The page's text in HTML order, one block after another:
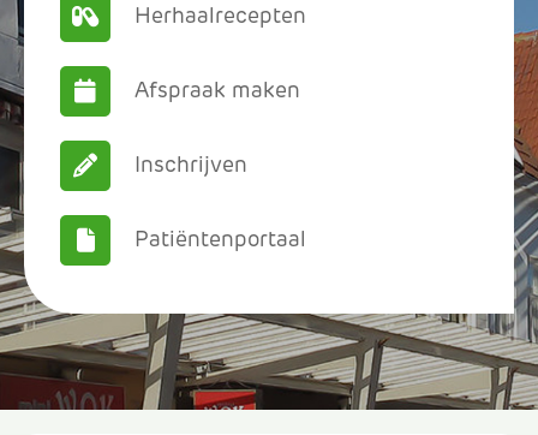
Nieuws
Prikpost
Herhaalrecepten
Afspraak maken
Inschrijven
Patiëntenportaal